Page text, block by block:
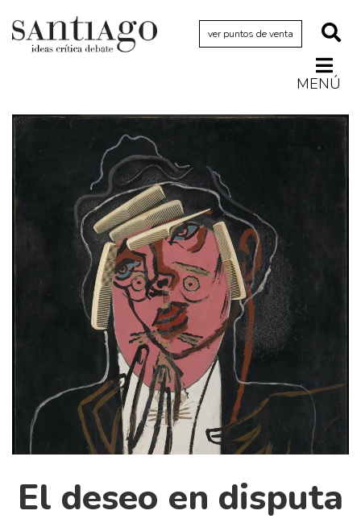
ver puntos de venta
MENÚ
Actualidad
Archivo Cenfoto-UDP
Arquetipos de situación
Artes visuales
Ciencia
Cine y televisión
Ciudad
Cultura
Diccionario portátil de la literatura chilena
Documentos
Fragmentos
Historia
El deseo en disputa